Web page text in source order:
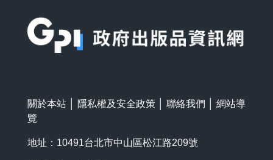
關於本站 隱私權及安全政策 聯絡我們
網站導
覽
地址：10491台北市中山區松江路209號